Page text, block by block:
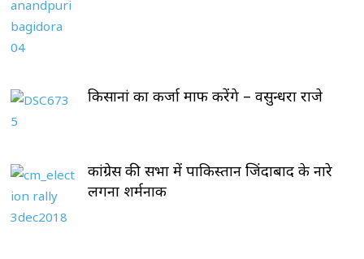
किसानां का कर्जा माफ करेंगे – वसुन्धरा राजे
कांग्रेस की सभा में पाकिस्तान जिंदाबाद के नारे
लगना शर्मनाक